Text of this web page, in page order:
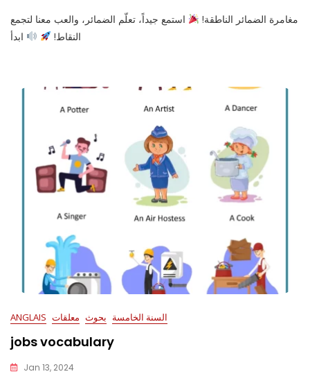
مغامرة الضمائر الناطقة!
استمع جيداً، تعلّم الضمائر، والعب معنا لتجمع
النقاط!
ابدأ
ANGLAIS السنة الخامسة بحوث معلقات
jobs vocabulary
Jan 13, 2024